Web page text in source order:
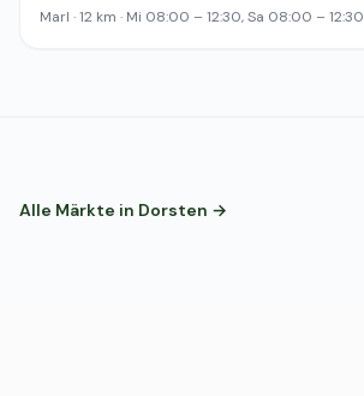
Marl · 12 km · Mi 08:00 – 12:30, Sa 08:00 – 12:30
Alle Märkte in Dorsten →